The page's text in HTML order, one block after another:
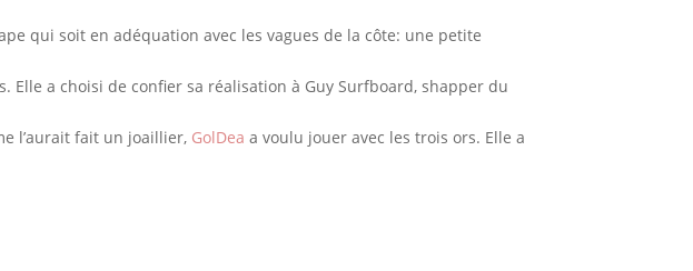
qui soit en adéquation avec les vagues de la côte: une petite
Elle a choisi de confier sa réalisation à Guy Surfboard, shapper du
l’aurait fait un joaillier, GolDea a voulu jouer avec les trois ors. Elle a